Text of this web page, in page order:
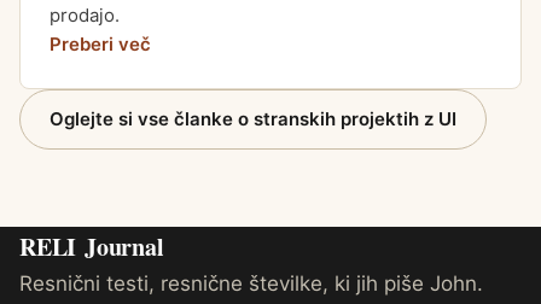
prodajo.
Preberi več
Oglejte si vse članke o stranskih projektih z UI
RELI Journal
Resnični testi, resnične številke, ki jih piše John.